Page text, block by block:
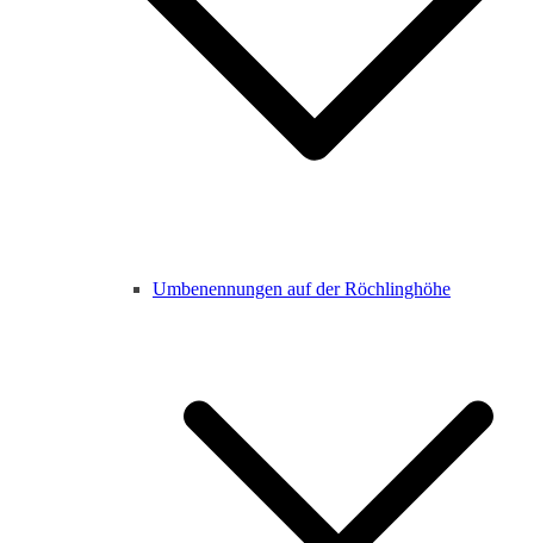
Umbenennungen auf der Röchlinghöhe